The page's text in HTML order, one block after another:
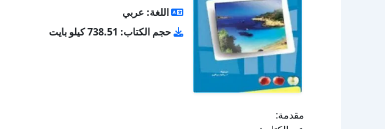
اللغة: عربي
حجم الكتاب: 738.51 كيلو بايت
مقدمة: